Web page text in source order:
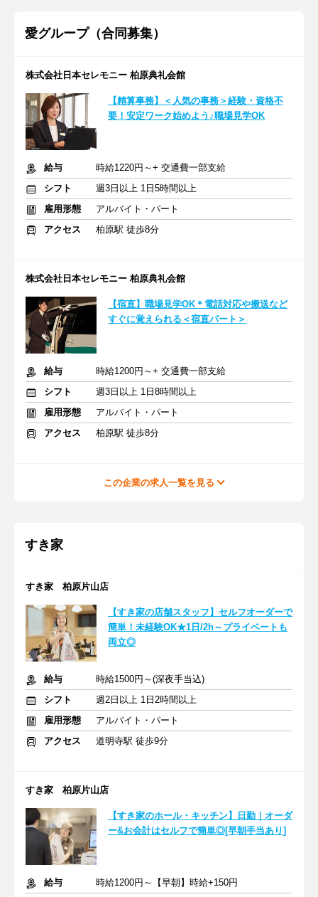
愛グループ（合同募集）
株式会社日本セレモニー 柏原典礼会館
【精算事務】＜人気の事務＞経験・資格不
要！安定ワーク始めよう♪職場見学OK
給与
時給1220円～+ 交通費一部支給
シフト
週3日以上 1日5時間以上
雇用形態
アルバイト・パート
アクセス
柏原駅 徒歩8分
株式会社日本セレモニー 柏原典礼会館
【宿直】職場見学OK＊電話対応や搬送など
すぐに覚えられる＜宿直パート＞
給与
時給1200円～+ 交通費一部支給
シフト
週3日以上 1日8時間以上
雇用形態
アルバイト・パート
アクセス
柏原駅 徒歩8分
この企業の求人一覧を見る
すき家
すき家 柏原片山店
【すき家の店舗スタッフ】セルフオーダーで
簡単！未経験OK★1日/2h～プライベートも
両立◎
給与
時給1500円～(深夜手当込)
シフト
週2日以上 1日2時間以上
雇用形態
アルバイト・パート
アクセス
道明寺駅 徒歩9分
すき家 柏原片山店
【すき家のホール・キッチン】日勤｜オーダ
ー&お会計はセルフで簡単◎[早朝手当あり]
給与
時給1200円～【早朝】時給+150円